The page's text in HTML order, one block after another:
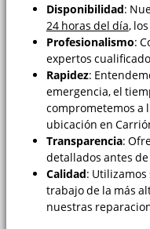
Disponibilidad:
24 horas del día,
Profesionalismo:
expertos
Rapidez:
emergencia, el
comprometemos a
ubicación en
Transparencia:
detallados antes
Calidad:
trabajo de la más
nuestras